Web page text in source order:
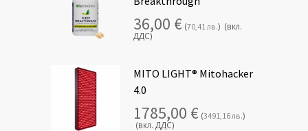
36,00 € (70,41 лв.) (вкл.
ДДС)
MITO LIGHT® Mitohacker
4.0
1785,00 € (3491,16 лв.)
(вкл. ДДС)